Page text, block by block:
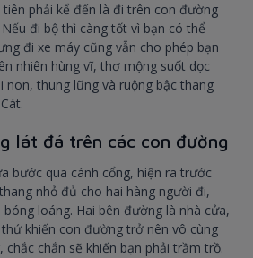
phải kể đến là đi trên con đường
đi bộ thì càng tốt vì bạn có thể
đi xe máy cũng vẫn cho phép bạn
nhiên hùng vĩ, thơ mộng suốt dọc
non, thung lũng và ruộng bậc thang
lát đá trên các con đường
bước qua cánh cổng, hiện ra trước
nhỏ đủ cho hai hàng người đi,
loáng. Hai bên đường là nhà cửa,
khiến con đường trở nên vô cùng
chắn sẽ khiến bạn phải trầm trồ.